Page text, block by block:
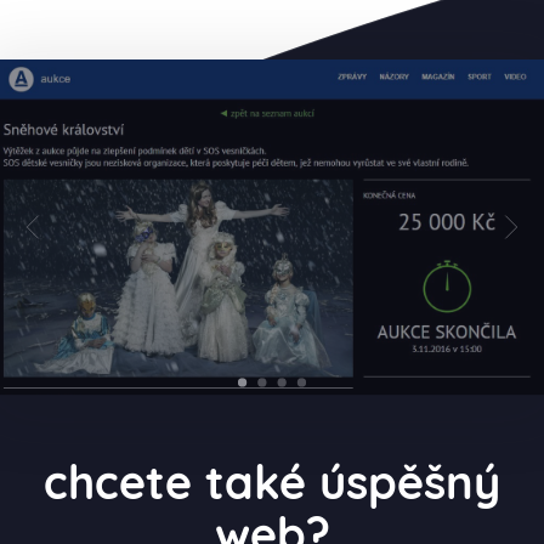
chcete také úspěšný